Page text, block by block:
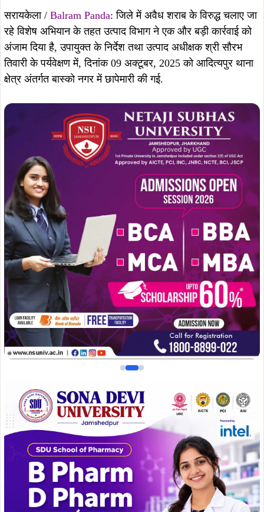
झोपड़ी से कुल 45.00 लीटर अवैध महुआ शराब और 10.38 लीटर
अवैध विदेशी शराब बरामद की गई. बरामद मद्य को विधिसम्मत जब्त
करते हुए दो आरोपियों को मौके से गिरफ्तार किया गया है.